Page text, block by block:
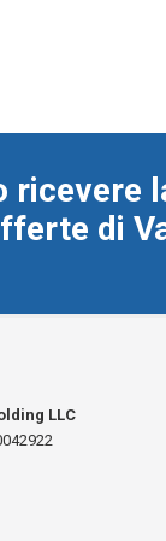
ricevere
di
LLC